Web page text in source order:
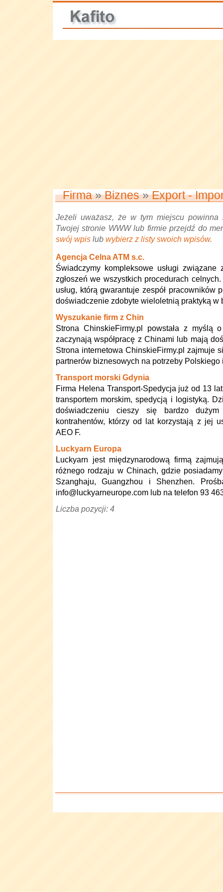
Firma»Biznes»Export -
Jeżeli uważasz, że w tym miejscu powinna
Twojej stronie WWW lub firmie przejdź do
swój wpis lub wybierz z listy swoich wpisów.
Agencja Celna ATM s.c.
Świadczymy kompleksowe usługi związane
zgłoszeń we wszystkich procedurach
usług, którą gwarantuje zespół pracowników
doświadczenie zdobyte wieloletnią praktyką w
Wyszukanie firm z Chin
Strona ChinskieFirmy.pl powstała z myślą
zaczynają współpracę z Chinami lub mają
Strona internetowa ChinskieFirmy.pl zajmuje
partnerów biznesowych na potrzeby Polskiego
Transport morski Gdynia
Firma Helena Transport-Spedycja już od 13
transportem morskim, spedycją i logistyką.
doświadczeniu cieszy się bardzo
kontrahentów, którzy od lat korzystają z jej
AEO F.
Luckyarn Europa
Luckyarn jest międzynarodową firmą
różnego rodzaju w Chinach, gdzie
Szanghaju, Guangzhou i Shenzhen.
info@luckyarneurope.com lub na telefon 93
Liczba pozycji: 4